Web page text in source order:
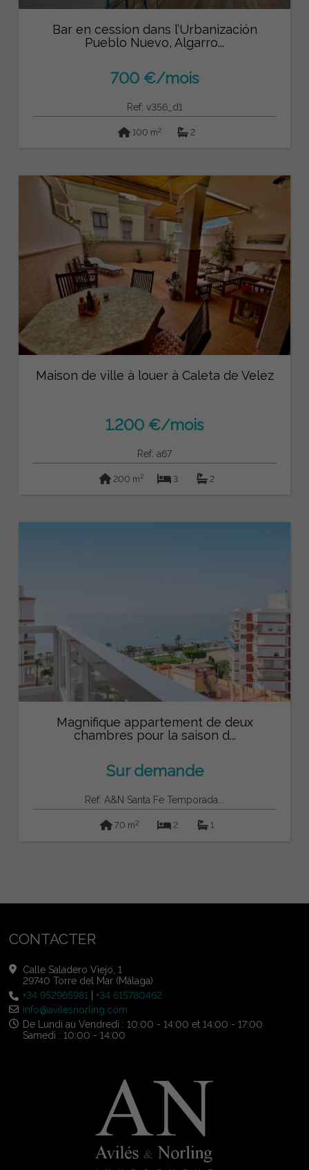
Bar en cession dans l’Urbanización
Pueblo Nuevo, Algarro...
700 €/mois
Ref: v356_d1
100 m2 2
Maison de ville à louer à Caleta de Velez
1.200 €/mois
Ref: a67
200 m2 3 2
Magnifique appartement de deux
chambres pour la saison d...
Sur demande
Ref: A&N Santa Fe Temporada...
70 m2 2 1
CONTACTER
Calle Saladero Viejo, 1
29740 Torre del Mar (Málaga)
+34 952965981 |+34 615780462
info@avilesnorling.com
De Lundi au Vendredi : 10:00 - 14:00 et 14:00 - 17:00
Samedi : 10:00 - 14:00